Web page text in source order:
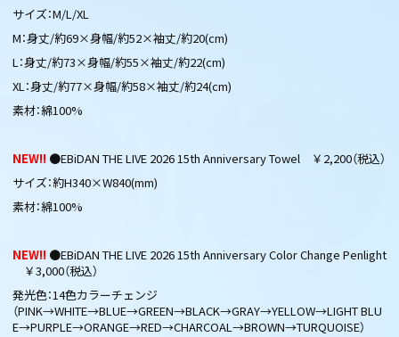
サイズ：M/L/XL
M：身丈/約69×身幅/約52×袖丈/約20(cm)
L：身丈/約73×身幅/約55×袖丈/約22(cm)
XL：身丈/約77×身幅/約58×袖丈/約24(cm)
素材：綿100%
NEW!! ●EBiDAN THE LIVE 2026 15th Anniversary Towel ￥2,200（税込）
サイズ：約H340×W840(mm)
素材：綿100%
NEW!! ●EBiDAN THE LIVE 2026 15th Anniversary Color Change Penlight
￥3,000（税込）
発光色：14色カラーチェンジ
（PINK→WHITE→BLUE→GREEN→BLACK→GRAY→YELLOW→LIGHT BLU
E→PURPLE→ORANGE→RED→CHARCOAL→BROWN→TURQUOISE）